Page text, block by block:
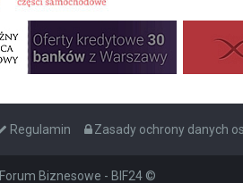
Zasady ochrony danych
Regulamin
Forum Biznesowe - BIF24 ©